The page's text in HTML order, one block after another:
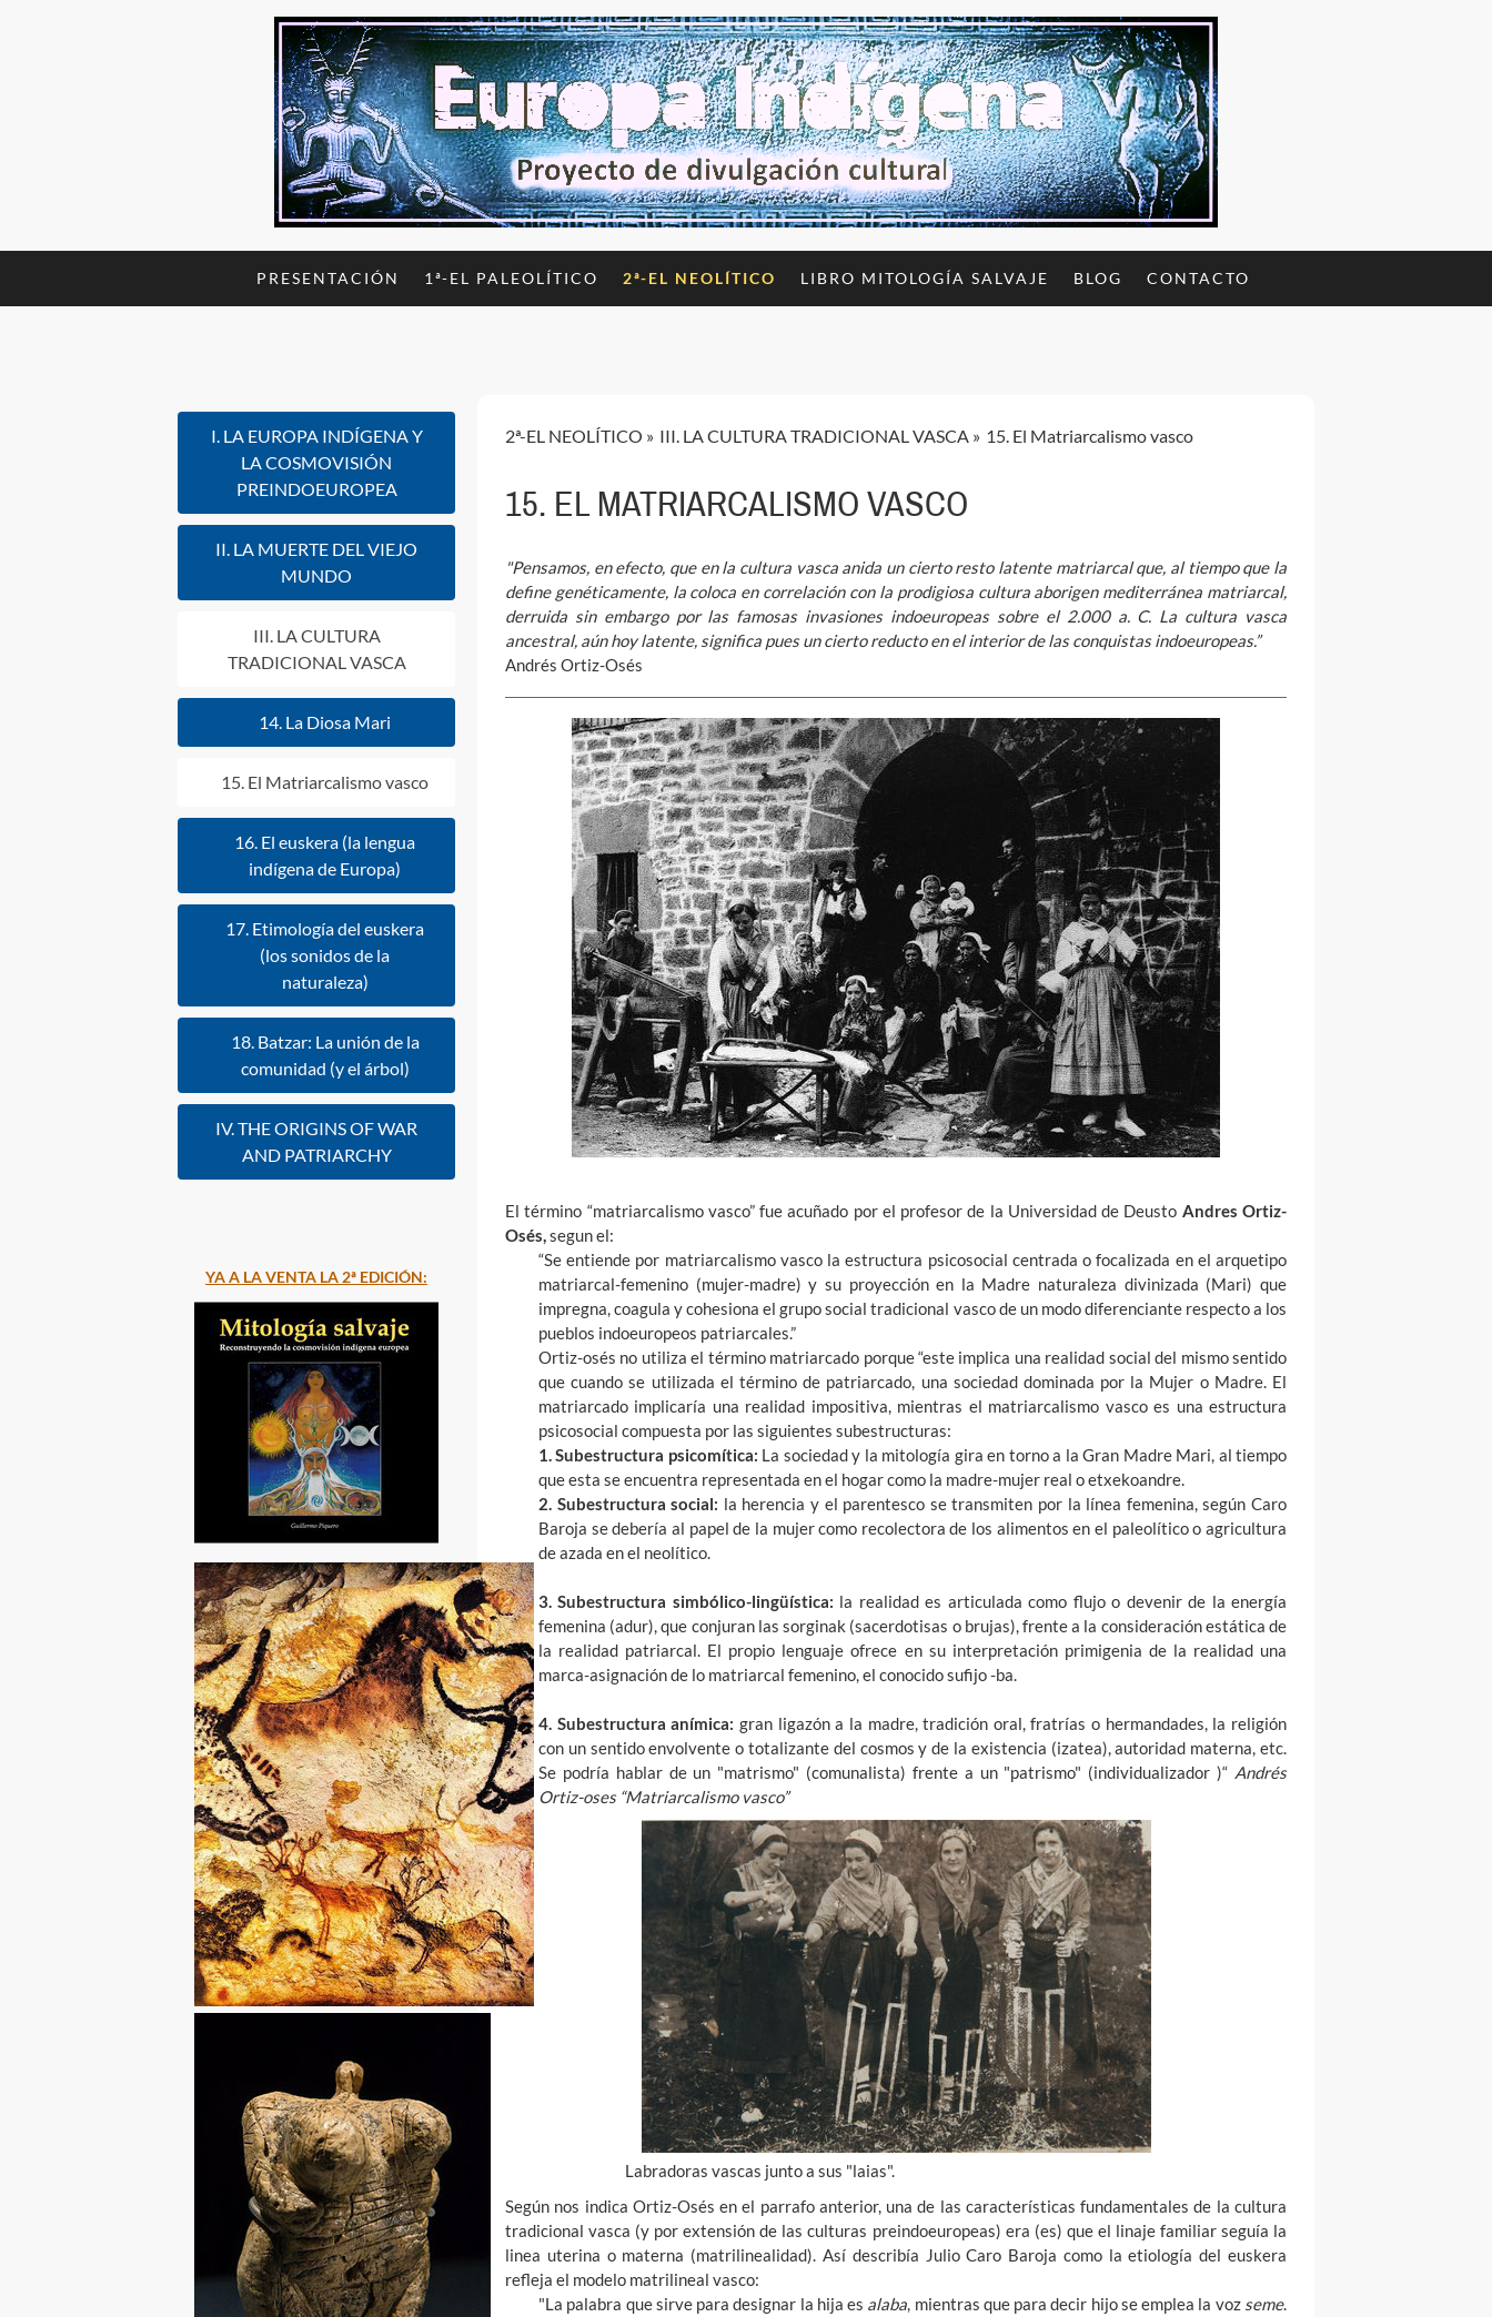
PRESENTACIÓN 1ª-EL PALEOLÍTICO 2ª-EL NEOLÍTICO LIBRO MITOLOGÍA SALVAJE BLOG CONTACTO
2ª-EL NEOLÍTICO III. LA CULTURA TRADICIONAL VASCA 15. El Matriarcalismo vasco
15. EL MATRIARCALISMO VASCO
"Pensamos, en efecto, que en la cultura vasca anida un cierto resto latente matriarcal que, al tiempo que la
define genéticamente, la coloca en correlación con la prodigiosa cultura aborigen mediterránea matriarcal,
derruida sin embargo por las famosas invasiones indoeuropeas sobre el 2.000 a. C. La cultura vasca
ancestral, aún hoy latente, significa pues un cierto reducto en el interior de las conquistas indoeuropeas.”
Andrés Ortiz-Osés
El término “matriarcalismo vasco” fue acuñado por el profesor de la Universidad de Deusto Andres Ortiz-
Osés,segun el:
“Se entiende por matriarcalismo vasco la estructura psicosocial centrada o focalizada en el arquetipo
matriarcal-femenino (mujer-madre) y su proyección en la Madre naturaleza divinizada (Mari) que
impregna, coagula y cohesiona el grupo social tradicional vasco de un modo diferenciante respecto a los
pueblos indoeuropeos patriarcales.”
Ortiz-osés no utiliza el término matriarcado porque “este implica una realidad social del mismo sentido
que cuando se utilizada el término de patriarcado, una sociedad dominada por la Mujer o Madre. El
matriarcado implicaría una realidad impositiva, mientras el matriarcalismo vasco es una estructura
psicosocial compuesta por las siguientes subestructuras:
1. Subestructura psicomítica: La sociedad y la mitología gira en torno a la Gran Madre Mari, al tiempo
que esta se encuentra representada en el hogar como la madre-mujer real o etxekoandre.
2. Subestructura social: la herencia y el parentesco se transmiten por la línea femenina, según Caro
Baroja se debería al papel de la mujer como recolectora de los alimentos en el paleolítico o agricultura
de azada en el neolítico.
3. Subestructura simbólico-lingüística: la realidad es articulada como flujo o devenir de la energía
femenina (adur), que conjuran las sorginak (sacerdotisas o brujas), frente a la consideración estática de
la realidad patriarcal. El propio lenguaje ofrece en su interpretación primigenia de la realidad una
marca-asignación de lo matriarcal femenino, el conocido sufijo -ba.
4. Subestructura anímica: gran ligazón a la madre, tradición oral, fratrías o hermandades, la religión
con un sentido envolvente o totalizante del cosmos y de la existencia (izatea), autoridad materna, etc.
Se podría hablar de un "matrismo" (comunalista) frente a un "patrismo" (individualizador )“ Andrés
Ortiz-oses “Matriarcalismo vasco”
Labradoras vascas junto a sus "laias".
Según nos indica Ortiz-Osés en el parrafo anterior, una de las características fundamentales de la cultura
tradicional vasca (y por extensión de las culturas preindoeuropeas) era (es) que el linaje familiar seguía la
linea uterina o materna (matrilinealidad). Así describía Julio Caro Baroja como la etiología del euskera
refleja el modelo matrilineal vasco:
"La palabra que sirve para designar la hija es alaba, mientras que para decir hijo se emplea la voz seme.
I. LA EUROPA INDÍGENA Y
LA COSMOVISIÓN
PREINDOEUROPEA
II. LA MUERTE DEL VIEJO
MUNDO
III. LA CULTURA
TRADICIONAL VASCA
14. La Diosa Mari
15. El Matriarcalismo vasco
16. El euskera (la lengua
indígena de Europa)
17. Etimología del euskera
(los sonidos de la
naturaleza)
18. Batzar: La unión de la
comunidad (y el árbol)
IV. THE ORIGINS OF WAR
AND PATRIARCHY
YA A LA VENTA LA 2ª EDICIÓN: